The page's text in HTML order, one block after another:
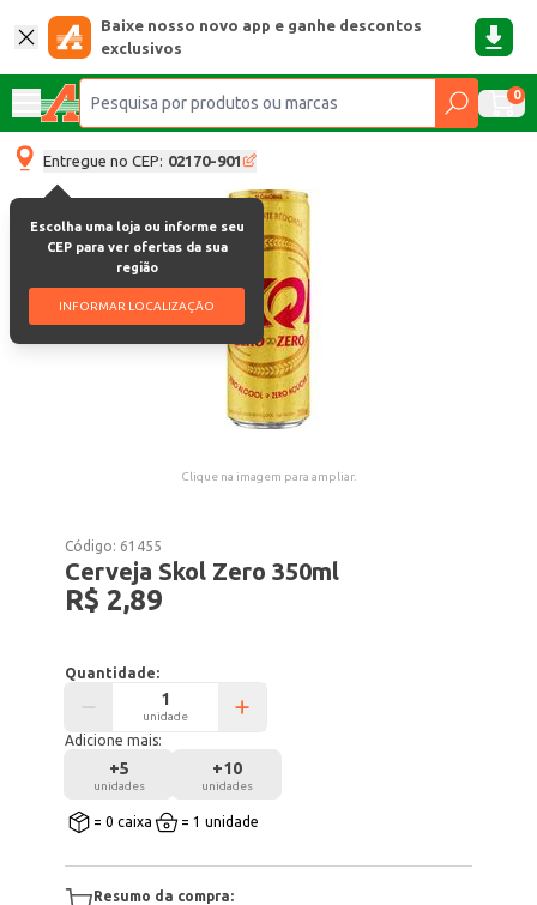
Baixe nosso novo app e ganhe descontos
exclusivos
0
Entregue no CEP: 02170-901
Escolha uma loja ou informe seu
CEP para ver ofertas da sua
região
INFORMAR LOCALIZAÇÃO
Clique na imagem para ampliar.
Código: 61455
Cerveja Skol Zero 350ml
R$ 2,89
Quantidade:
unidade
Adicione mais:
+5
unidades
+10
unidades
= 0 caixa = 1 unidade
Resumo da compra: